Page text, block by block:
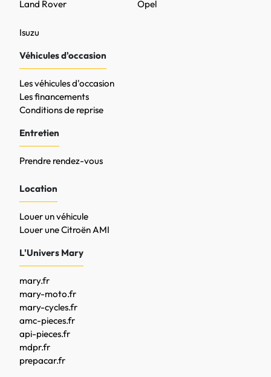
Opel
Land Rover
Isuzu
Véhicules d'occasion
Les véhicules d'occasion
Les financements
Conditions de reprise
Entretien
Prendre rendez-vous
Location
Louer un véhicule
Louer une Citroën AMI
L'Univers Mary
mary.fr
mary-moto.fr
mary-cycles.fr
amc-pieces.fr
api-pieces.fr
mdpr.fr
prepacar.fr